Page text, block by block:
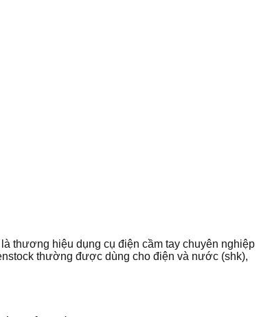
thương hiệu dụng cụ điện cầm tay chuyên nghiệp
thường được dùng cho điện và nước (shk),